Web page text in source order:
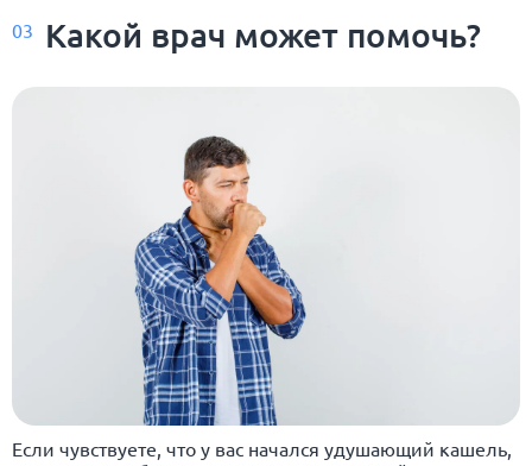
03 Какой врач может помочь?
Если чувствуете, что у вас начался удушающий кашель,